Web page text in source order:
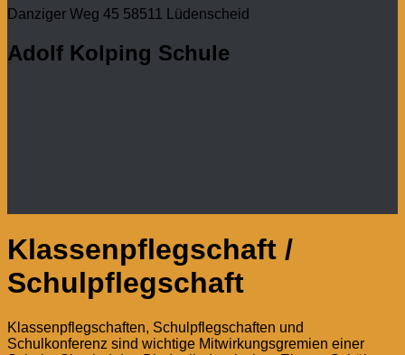
Danziger Weg 45 58511 Lüdenscheid
Adolf Kolping Schule
Klassenpflegschaft /
Schulpflegschaft
Klassenpflegschaften, Schulpflegschaften und
Schulkonferenz sind wichtige Mitwirkungsgremien einer